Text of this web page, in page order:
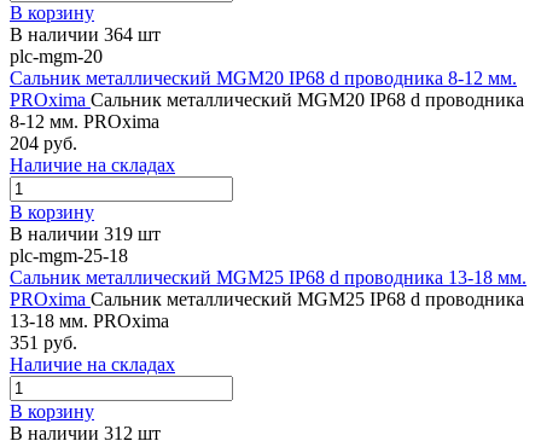
В корзину
В наличии 364 шт
plc-mgm-20
Сальник металлический MGM20 IP68 d проводника 8-12 мм.
PROxima Сальник металлический MGM20 IP68 d проводника
8-12 мм. PROxima
204 руб.
Наличие на складах
В корзину
В наличии 319 шт
plc-mgm-25-18
Сальник металлический MGM25 IP68 d проводника 13-18 мм.
PROxima Сальник металлический MGM25 IP68 d проводника
13-18 мм. PROxima
351 руб.
Наличие на складах
В корзину
В наличии 312 шт